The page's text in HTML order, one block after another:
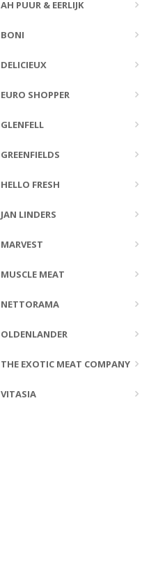
AH PUUR & EERLIJK
BONI
DELICIEUX
EURO SHOPPER
GLENFELL
GREENFIELDS
HELLO FRESH
JAN LINDERS
MARVEST
MUSCLE MEAT
NETTORAMA
OLDENLANDER
THE EXOTIC MEAT COMPANY
VITASIA